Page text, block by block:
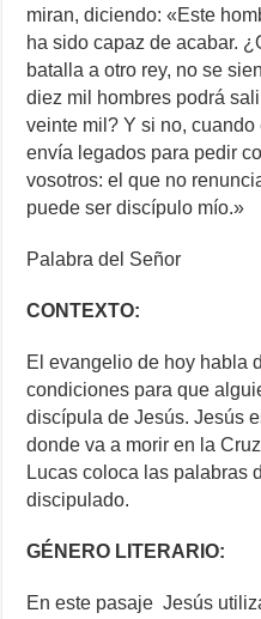
miran, diciendo: «Este
ha sido capaz de acabar.
batalla a otro rey, no se
diez mil hombres podrá
veinte mil? Y si no,
envía legados para pedir
vosotros: el que no
puede ser discípulo mío.»
Palabra del Señor
CONTEXTO:
El evangelio de hoy habla
condiciones para que
discípula de Jesús. Jesús
donde va a morir en la
Lucas coloca las palabras
discipulado.
GÉNERO LITERARIO:
En este pasaje Jesús